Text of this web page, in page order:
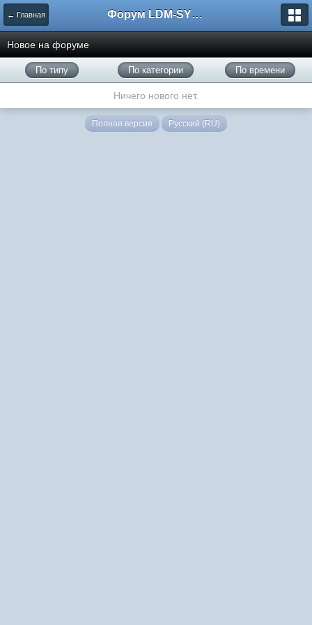
← Главная Форум LDM-SYSTEMS
Новое на форуме
По типу По категории По времени
Ничего нового нет.
Полная версия Русский (RU)